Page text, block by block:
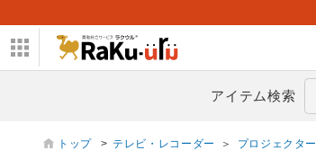
アイテム検索
トップ > テレビ・レコーダー ＞ プロジェクター